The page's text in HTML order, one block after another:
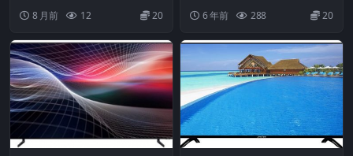
1_L01_V2.19_20120929_U盘
刷机固件
8 月前
12 20
件版本：V2.00102 适用机型：
请...6 年前 288 20